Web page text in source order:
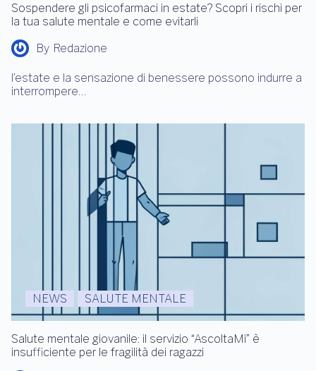
Sospendere gli psicofarmaci in estate? Scopri i rischi per
la tua salute mentale e come evitarli
By Redazione
l’estate e la sensazione di benessere possono indurre a
interrompere…
NEWS SALUTE MENTALE
Salute mentale giovanile: il servizio “AscoltaMi” è
insufficiente per le fragilità dei ragazzi